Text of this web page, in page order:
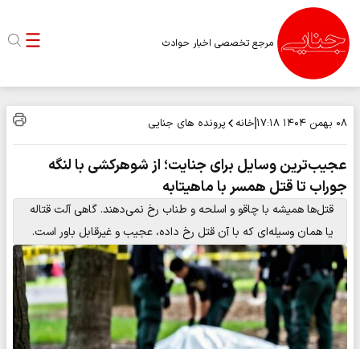
مرجع تخصصی اخبار حوادث
۰۸ بهمن ۱۴۰۴ ۱۷:۱۸ خانه پرونده های جنایی
عجیب‌ترین وسایل برای جنایت؛ از شوهرکشی با لنگه
جوراب تا قتل همسر با ماهیتابه
قتل‌ها همیشه با چاقو و اسلحه و طناب رخ نمی‌دهند. گاهی آلت قتاله
یا همان وسیله‌ای که با آن قتل رخ داده، عجیب و غیرقابل باور است.